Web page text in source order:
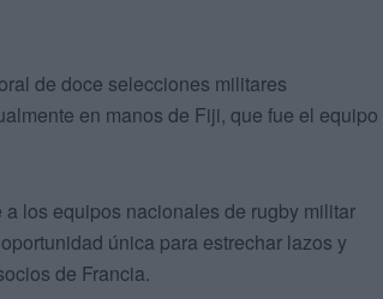
de doce selecciones militares
en manos de Fiji, que fue el equipo
los equipos nacionales de rugby militar
única para estrechar lazos y
de Francia.